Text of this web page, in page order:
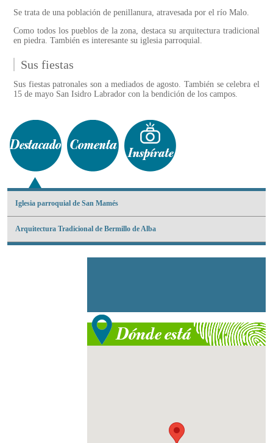
Se trata de una población de penillanura, atravesada por el río Malo.
Como todos los pueblos de la zona, destaca su arquitectura tradicional
en piedra. También es interesante su iglesia parroquial.
Sus fiestas
Sus fiestas patronales son a mediados de agosto. También se celebra el
15 de mayo San Isidro Labrador con la bendición de los campos.
Iglesia parroquial de San Mamés
Arquitectura Tradicional de Bermillo de Alba